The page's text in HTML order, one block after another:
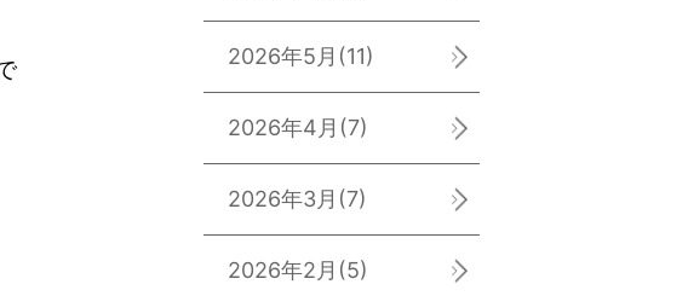
2026年5月 (11)
2026年4月 (7)
2026年3月 (7)
2026年2月 (5)